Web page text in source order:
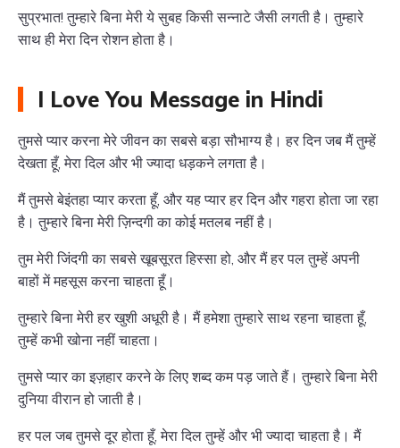
सुप्रभात! तुम्हारे बिना मेरी ये सुबह किसी सन्नाटे जैसी लगती है। तुम्हारे
साथ ही मेरा दिन रोशन होता है।
I Love You Message in Hindi
तुमसे प्यार करना मेरे जीवन का सबसे बड़ा सौभाग्य है। हर दिन जब मैं तुम्हें
देखता हूँ, मेरा दिल और भी ज्यादा धड़कने लगता है।
मैं तुमसे बेइंतहा प्यार करता हूँ, और यह प्यार हर दिन और गहरा होता जा रहा
है। तुम्हारे बिना मेरी ज़िन्दगी का कोई मतलब नहीं है।
तुम मेरी जिंदगी का सबसे खूबसूरत हिस्सा हो, और मैं हर पल तुम्हें अपनी
बाहों में महसूस करना चाहता हूँ।
तुम्हारे बिना मेरी हर खुशी अधूरी है। मैं हमेशा तुम्हारे साथ रहना चाहता हूँ,
तुम्हें कभी खोना नहीं चाहता।
तुमसे प्यार का इज़हार करने के लिए शब्द कम पड़ जाते हैं। तुम्हारे बिना मेरी
दुनिया वीरान हो जाती है।
हर पल जब तुमसे दूर होता हूँ, मेरा दिल तुम्हें और भी ज्यादा चाहता है। मैं